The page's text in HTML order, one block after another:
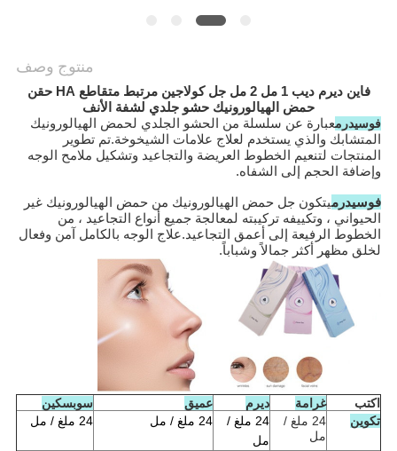
منتوج وصف
فاين ديرم ديب 1 مل 2 مل جل كولاجين مرتبط متقاطع HA حقن
حمض الهيالورونيك حشو جلدي لشفة الأنف
فوسيدرمعبارة عن سلسلة من الحشو الجلدي لحمض الهيالورونيك
المتشابك والذي يستخدم لعلاج علامات الشيخوخة.تم تطوير
المنتجات لتنعيم الخطوط العريضة والتجاعيد وتشكيل ملامح الوجه
وإضافة الحجم إلى الشفاه.
فوسيدرميتكون جل حمض الهيالورونيك من حمض الهيالورونيك غير
الحيواني ، وتكييفه تركيبته لمعالجة جميع أنواع التجاعيد ، من
الخطوط الرفيعة إلى أعمق التجاعيد.علاج الوجه بالكامل آمن وفعال
لخلق مظهر أكثر جمالاً وشباباً.
اكتب غرامة ديرم عميق
سوبسكين
تكوين
24 ملغ /
مل
24 ملغ /
مل
24 ملغ / مل 24 ملغ / مل